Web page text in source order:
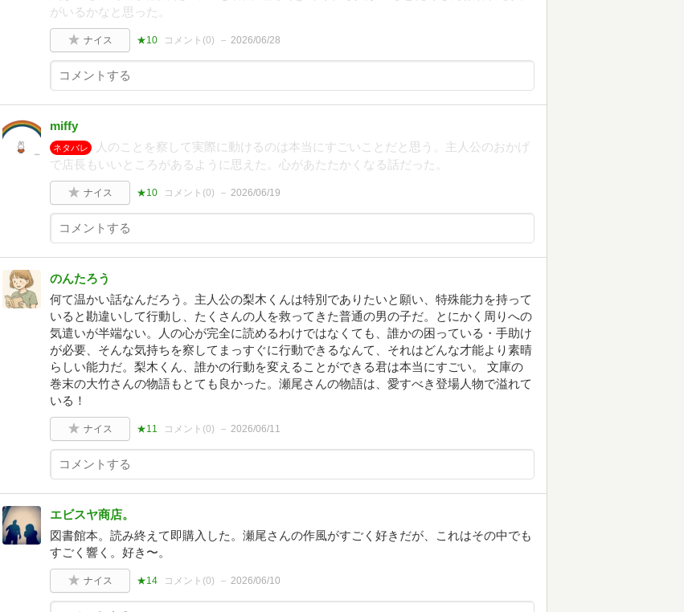
がいるかなと思った。
ナイス ★10 コメント(0) 2026/06/28
miffy
ネタバレ
人のことを察して実際に動けるのは本当にすごいことだと思う。主人公のおかげ
で店長もいいところがあるように思えた。心があたたかくなる話だった。
ナイス ★10 コメント(0) 2026/06/19
のんたろう
何て温かい話なんだろう。主人公の梨木くんは特別でありたいと願い、特殊能力を持って
いると勘違いして行動し、たくさんの人を救ってきた普通の男の子だ。とにかく周りへの
気遣いが半端ない。人の心が完全に読めるわけではなくても、誰かの困っている・手助け
が必要、そんな気持ちを察してまっすぐに行動できるなんて、それはどんな才能より素晴
らしい能力だ。梨木くん、誰かの行動を変えることができる君は本当にすごい。 文庫の
巻末の大竹さんの物語もとても良かった。瀬尾さんの物語は、愛すべき登場人物で溢れて
いる！
ナイス ★11 コメント(0) 2026/06/11
エビスヤ商店。
図書館本。読み終えて即購入した。瀬尾さんの作風がすごく好きだが、これはその中でも
すごく響く。好き〜。
ナイス ★14 コメント(0) 2026/06/10